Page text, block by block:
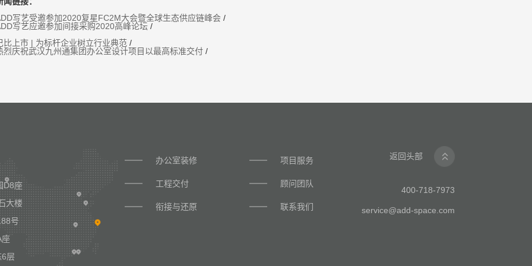
写艺受邀参加2020复星FC2M大会暨全球生态供应链峰会 /
写艺应邀参加间接采购2020高峰论坛 /
比上市 | 为标杆企业树立行业典范 /
烈庆祝武汉九州通集团办公室设计项目以最高标准交付 /
D8座
大楼
号
座
层
办公室装修 项目服务
工程交付 顾问团队
衔接与还原 联系我们
返回头部
400-718-7973
service@add-space.com